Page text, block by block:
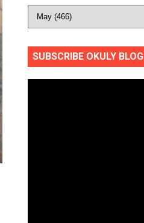
SUBSCRIBE OKULY BLOG